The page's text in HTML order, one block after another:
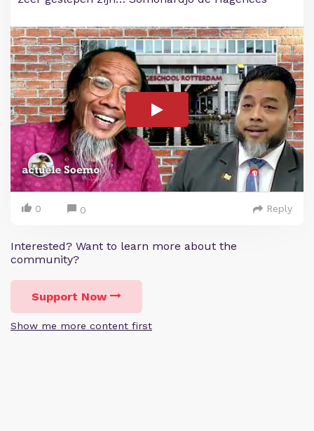
0 0 Reply
Interested? Want to learn more about the
community?
Support Now
Show me more content first